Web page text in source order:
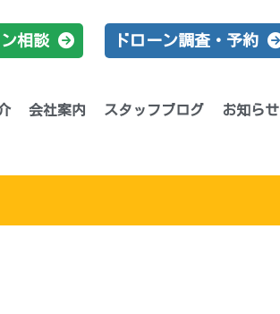
相談 ドローン調査・予約
会社案内 スタッフブログ お知らせ